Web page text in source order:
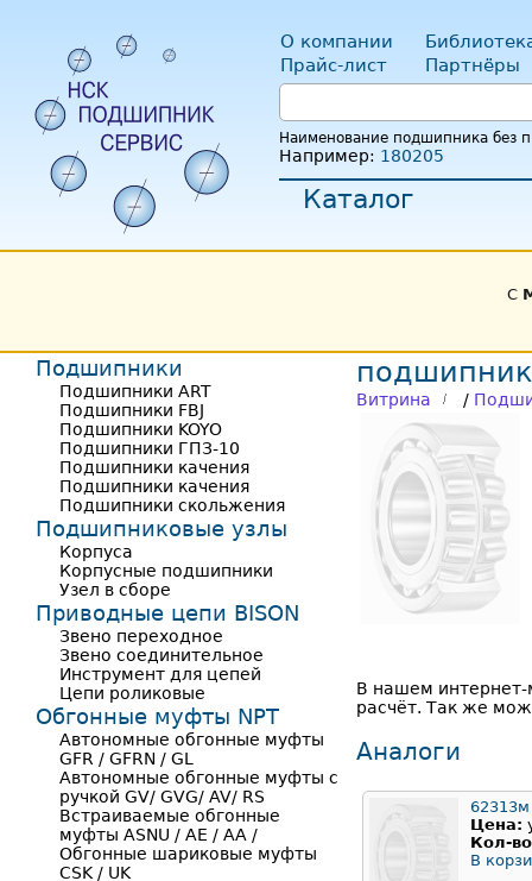
О компании
Прайс-лист
Партнёры
Наименование подшипника без
Например: 180205
Каталог
С
подшипник
Витрина /
В нашем интернет-
расчёт. Так же
Аналоги
62313м
Цена:
Кол-
В
Подшипники
Подшипники ART
Подшипники FBJ
Подшипники KOYO
Подшипники ГПЗ-10
Подшипники качения
Подшипники качения
Подшипники скольжения
Подшипниковые узлы
Корпуса
Корпусные подшипники
Узел в сборе
Приводные цепи BISON
Звено переходное
Звено соединительное
Инструмент для цепей
Цепи роликовые
Обгонные муфты NPT
Автономные обгонные муфты
GFR / GFRN / GL
Автономные обгонные муфты с
ручкой GV/ GVG/ AV/ RS
Встраиваемые обгонные
муфты ASNU / AE / AA /
Обгонные шариковые муфты
CSK / UK